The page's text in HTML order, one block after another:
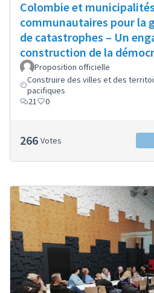
Colombie et
communautaires pour la
de catastrophes – Un
construction de la
Proposition officielle
Construire des villes et des
pacifiques
21
0
266 Votes